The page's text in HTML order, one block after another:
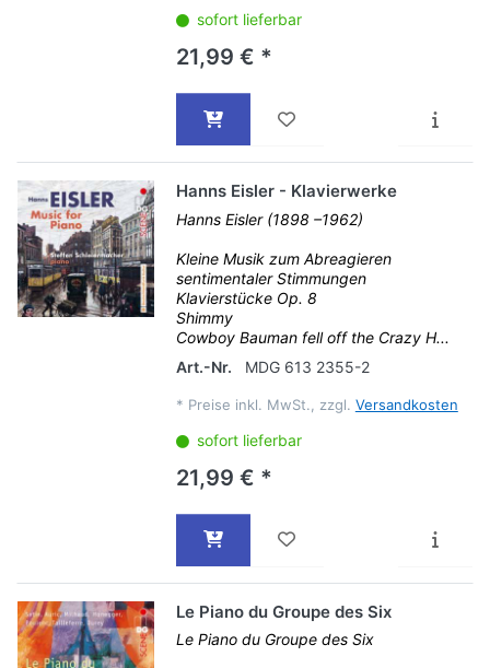
sofort lieferbar
21,99 € *
Hanns Eisler - Klavierwerke
Hanns Eisler (1898 –1962)
Kleine Musik zum Abreagieren
sentimentaler Stimmungen
Klavierstücke Op. 8
Shimmy
Cowboy Bauman fell off the Crazy H...
Art.-Nr.
MDG 613 2355-2
* Preise inkl. MwSt., zzgl. Versandkosten
sofort lieferbar
21,99 € *
Le Piano du Groupe des Six
Le Piano du Groupe des Six